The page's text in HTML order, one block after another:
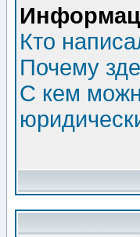
Кто
Почему
С кем